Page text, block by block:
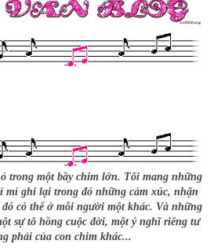
trong một bầy chim lớn. Tôi mang những
mỉ ghi lại trong đó những cảm xúc, nhận
có thể ở mỗi người một khác. Và những
sự tô hồng cuộc đời, một ý nghĩ riêng tư
phải của con chim khác...